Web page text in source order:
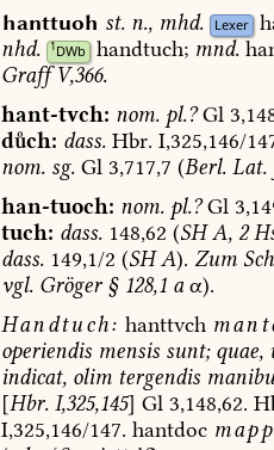
hanttuoh st. n., mhd. Lexer
nhd.
1DWb handtuch; mnd.
GraffV,366.
hant-tvch: nom.pl.?Gl
dch: dass.Hbr. I,325,146/
nom.sg.Gl 3,717,7 (Berl.Lat.
han-tuoch: nom.pl.?Gl
tuch: dass.148,62 (SHA,2
dass.149,1/2 (SHA). Zum
vgl.Gröger§128,1aα).
Handtuch: hanttvch
operiendismensissunt;quae,
indicat,olim tergendis
[Hbr.I,325,145] Gl3,148,62.
I,325,146/147. hantdoc